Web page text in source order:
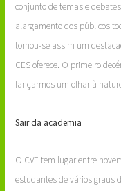
conjunto de temas e
alargamento dos públicos
tornou-se assim um
CES oferece. O primeiro
lançarmos um olhar à
Sair da academia
O CVE tem lugar entre
estudantes de vários graus